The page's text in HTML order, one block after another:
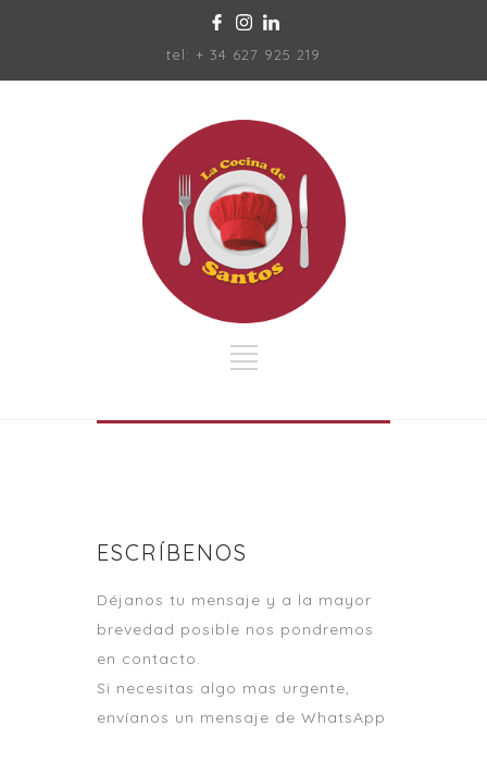
tel: + 34 627 925 219
ESCRÍBENOS
Déjanos tu mensaje y a la mayor
brevedad posible nos pondremos
en contacto.
Si necesitas algo mas urgente,
envíanos un mensaje de WhatsApp